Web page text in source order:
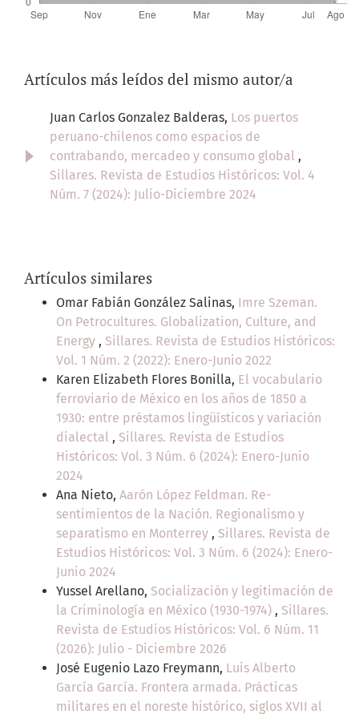
Artículos más leídos del mismo autor/a
Juan Carlos Gonzalez Balderas, Los puertos
peruano-chilenos como espacios de
contrabando, mercadeo y consumo global ,
Sillares. Revista de Estudios Históricos: Vol. 4
Núm. 7 (2024): Julio-Diciembre 2024
Artículos similares
Omar Fabián González Salinas, Imre Szeman.
On Petrocultures. Globalization, Culture, and
Energy , Sillares. Revista de Estudios Históricos:
Vol. 1 Núm. 2 (2022): Enero-Junio 2022
Karen Elizabeth Flores Bonilla, El vocabulario
ferroviario de México en los años de 1850 a
1930: entre préstamos lingüísticos y variación
dialectal , Sillares. Revista de Estudios
Históricos: Vol. 3 Núm. 6 (2024): Enero-Junio
2024
Ana Nieto, Aarón López Feldman. Re-
sentimientos de la Nación. Regionalismo y
separatismo en Monterrey , Sillares. Revista de
Estudios Históricos: Vol. 3 Núm. 6 (2024): Enero-
Junio 2024
Yussel Arellano, Socialización y legitimación de
la Criminología en México (1930-1974) , Sillares.
Revista de Estudios Históricos: Vol. 6 Núm. 11
(2026): Julio - Diciembre 2026
José Eugenio Lazo Freymann, Luis Alberto
García García. Frontera armada. Prácticas
militares en el noreste histórico, siglos XVII al